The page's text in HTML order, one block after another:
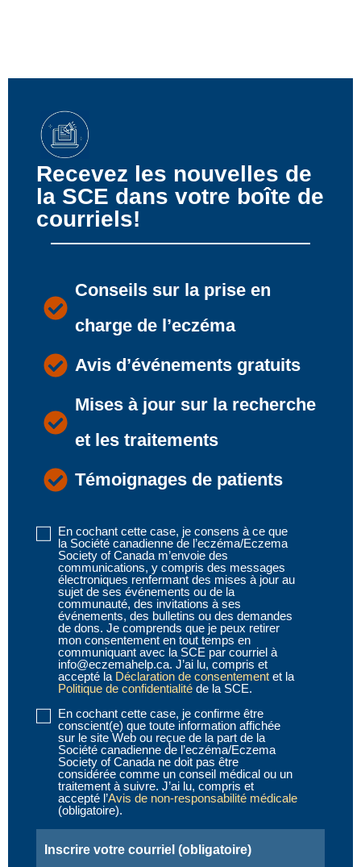
Recevez les nouvelles de
la SCE dans votre boîte de
courriels!
Conseils sur la prise en
charge de l’eczéma
Avis d’événements gratuits
Mises à jour sur la recherche
et les traitements
Témoignages de patients
Disclaimer
(obligatoire)
En cochant cette case, je consens à ce que
la Société canadienne de l’eczéma/Eczema
Society of Canada m’envoie des
communications, y compris des messages
électroniques renfermant des mises à jour au
sujet de ses événements ou de la
communauté, des invitations à ses
événements, des bulletins ou des demandes
de dons. Je comprends que je peux retirer
mon consentement en tout temps en
communiquant avec la SCE par courriel à
info@eczemahelp.ca. J’ai lu, compris et
accepté la Déclaration de consentement et la
Politique de confidentialité de la SCE.
Disclaimer
(obligatoire)
En cochant cette case, je confirme être
conscient(e) que toute information affichée
sur le site Web ou reçue de la part de la
Société canadienne de l’eczéma/Eczema
Society of Canada ne doit pas être
considérée comme un conseil médical ou un
traitement à suivre. J’ai lu, compris et
accepté l’Avis de non-responsabilité médicale
(obligatoire).